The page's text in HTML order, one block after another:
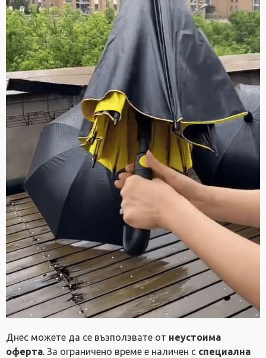
Днес можете да се възползвате от неустоима
оферта. За ограничено време е наличен с специална